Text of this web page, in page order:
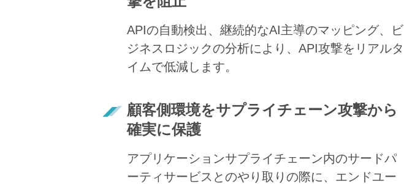
APIの自動検出、継続的なAI主導のマッピング、ビ
ジネスロジックの分析により、API攻撃をリアルタ
イムで低減します。
顧客側環境をサプライチェーン攻撃から
確実に保護
アプリケーションサプライチェーン内のサードパ
ーティサービスとのやり取りの際に、エンドユー